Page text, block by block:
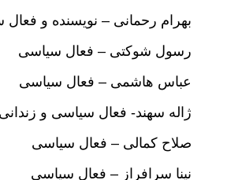
بهرام رحمانی – نویسنده و
رسول شوکتی – فعال سیاسی
عباس هاشمی – فعال سیاسی
ژاله سهند- فعال سیاسی و
صلاح کمالی – فعال سیاسی
نینا سرافراز – فعال سیاسی